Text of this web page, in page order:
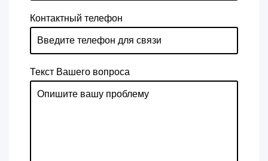
Контактный телефон
Текст Вашего вопроса